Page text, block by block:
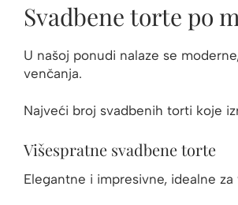
Svadbene torte po
U našoj ponudi nalaze se
venčanja.
Najveći broj svadbenih torti koje
Višespratne svadbene torte
Elegantne i impresivne, idealne